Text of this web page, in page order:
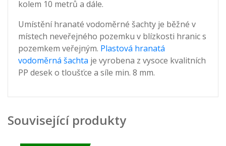
kolem 10 metrů a dále.
Umístění hranaté vodoměrné šachty je běžné v
místech neveřejného pozemku v blízkosti hranic s
pozemkem veřejným. Plastová hranatá
vodoměrná šachta je vyrobena z vysoce kvalitních
PP desek o tloušťce a síle min. 8 mm.
Související produkty